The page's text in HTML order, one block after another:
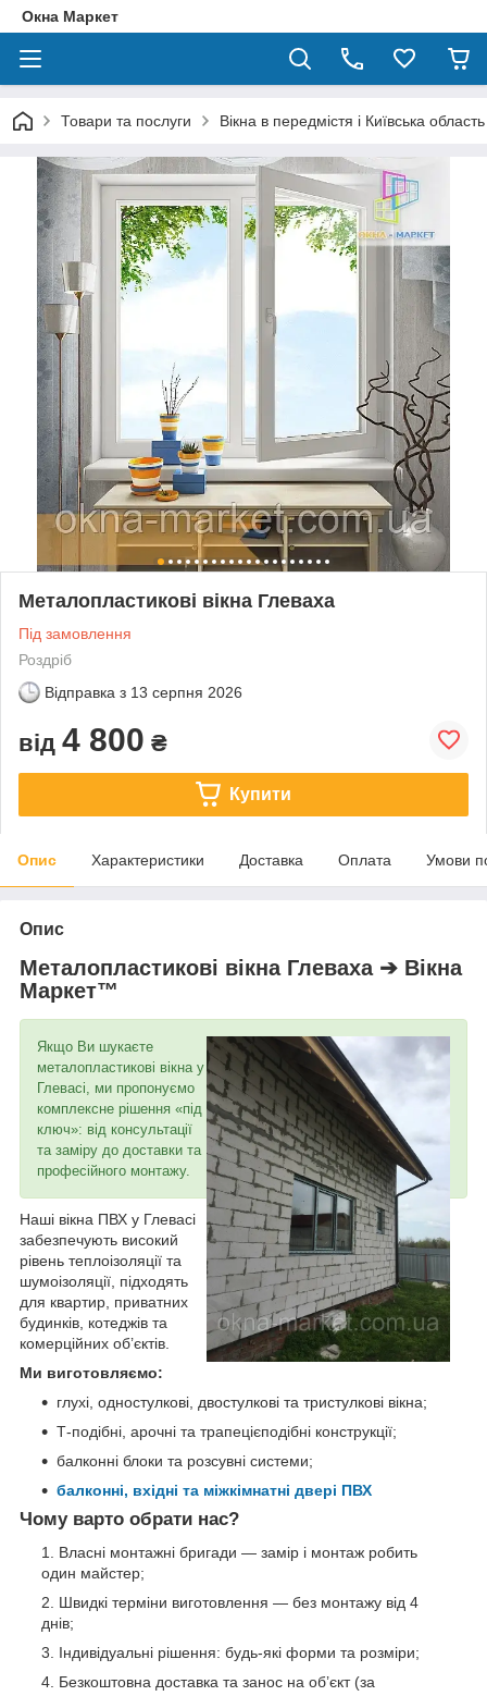
Окна Маркет
Товари та послуги Вікна в передмістя і Київська область
Металопластикові вікна Глеваха
Під замовлення
Роздріб
Відправка з 13 серпня 2026
від 4 800 ₴
Купити
Опис Характеристики Доставка Оплата Умови
Опис
Металопластикові вікна Глеваха ➔ Вікна
Маркет™
Якщо Ви шукаєте
металопластикові вікна у
Глевасі, ми пропонуємо
комплексне рішення «під
ключ»: від консультації
та заміру до доставки та
професійного монтажу.
Наші вікна ПВХ у Глевасі
забезпечують високий
рівень теплоізоляції та
шумоізоляції, підходять
для квартир, приватних
будинків, котеджів та
комерційних об’єктів.
Ми виготовляємо:
глухі, одностулкові, двостулкові та тристулкові вікна;
Т-подібні, арочні та трапецієподібні конструкції;
балконні блоки та розсувні системи;
балконні, вхідні та міжкімнатні двері ПВХ
Чому варто обрати нас?
Власні монтажні бригади — замір і монтаж робить
один майстер;
Швидкі терміни виготовлення — без монтажу від 4
днів;
Індивідуальні рішення: будь-які форми та розміри;
Безкоштовна доставка та занос на об’єкт (за